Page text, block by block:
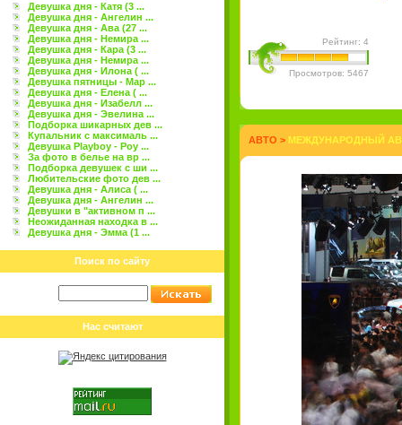
Девушка дня - Катя (3 ...
Девушка дня - Ангелин ...
Девушка дня - Ава (27 ...
Девушка дня - Немира ...
Девушка дня - Кара (3 ...
Девушка дня - Немира ...
Девушка дня - Илона ( ...
Девушка пятницы - Мар ...
Девушка дня - Елена ( ...
Девушка дня - Изабелл ...
Девушка дня - Эвелина ...
Подборка шикарных дев ...
Купальник с максималь ...
Девушка Playboy - Роу ...
За фото в белье на вр ...
Подборка девушек с ши ...
Любительские фото дев ...
Девушка дня - Алиса ( ...
Девушка дня - Ангелин ...
Девушки в "активном п ...
Неожиданная находка в ...
Девушка дня - Эмма (1 ...
Поиск по сайту
Нас считают
Рейтинг: 4
Просмотров: 5467
АВТО > МЕЖДУНАРОДНЫЙ